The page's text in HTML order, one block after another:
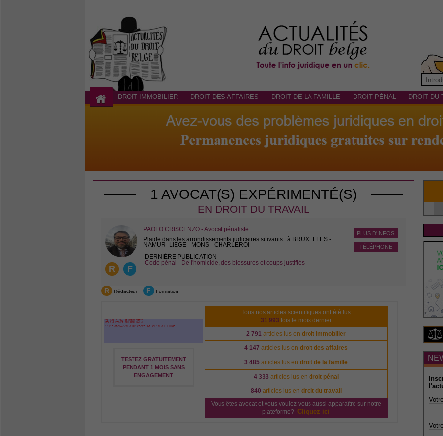
DROIT IMMOBILIER DROIT DES AFFAIRES DROIT DE LA FAMILLE DROIT PÉNAL DROIT DU
1 AVOCAT(S) EXPÉRIMENTÉ(S)
EN DROIT DU TRAVAIL
R F
PLUS D'INFOS
TÉLÉPHONE
PAOLO CRISCENZO - Avocat pénaliste
Plaide dans les arrondissements judicaires suivants : à BRUXELLES -
NAMUR -LIEGE - MONS - CHARLEROI
DERNIÈRE PUBLICATION
Code pénal - De l'homicide, des blessures et coups justifiés
R Rédacteur F Formation
TESTEZ GRATUITEMENT
PENDANT 1 MOIS SANS
ENGAGEMENT
Tous nos articles scientifiques ont été lus
31 993 fois le mois dernier
2 791 articles lus endroit immobilier
4 147 articles lus endroit des affaires
3 485 articles lus endroit de la famille
4 333 articles lus en droit pénal
840 articles lus en droit du travail
Vous êtes avocat et vous voulez vous aussi apparaître sur notre
plateforme? Cliquez ici